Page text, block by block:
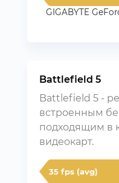
GIGABYTE
Battlefield 5
Battlefield 5 -
встроенным
подходящим в
видеокарт.
35 fps (avg)